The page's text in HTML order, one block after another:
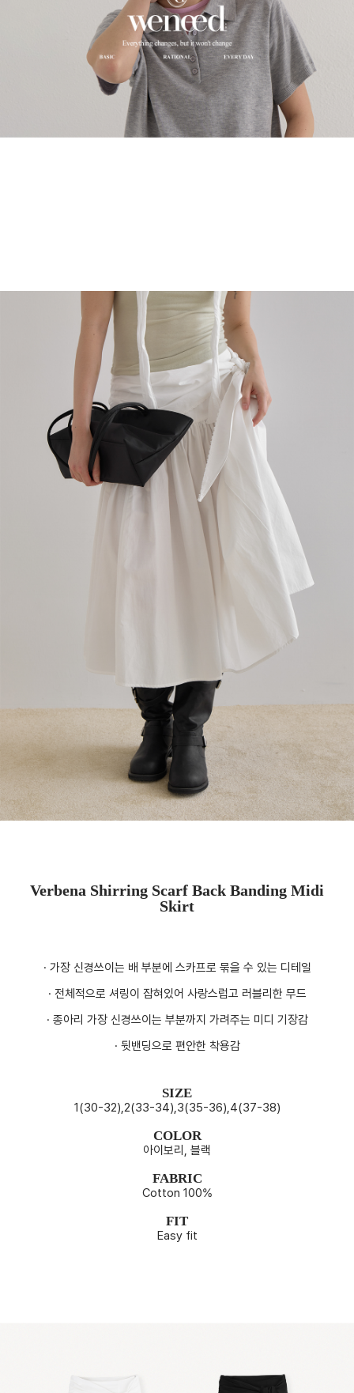
Verbena Shirring Scarf Back Banding Midi
Skirt
· 가장 신경쓰이는 배 부분에 스카프로 묶을 수 있는 디테일
· 전체적으로 셔링이 잡혀있어 사랑스럽고 러블리한 무드
· 종아리 가장 신경쓰이는 부분까지 가려주는 미디 기장감
· 뒷밴딩으로 편안한 착용감
SIZE
1(30-32),2(33-34),3(35-36),4(37-38)
COLOR
아이보리, 블랙
FABRIC
Cotton 100%
FIT
Easy fit